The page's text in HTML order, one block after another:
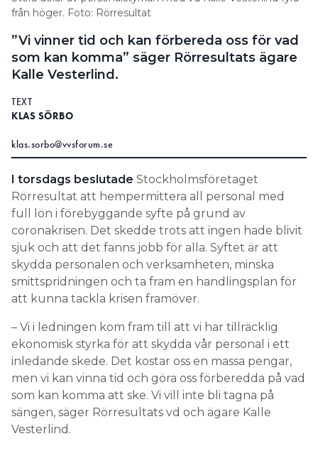
Information om GDPR
Search for:
från höger. Foto: Rörresultat
”Vi vinner tid och kan förbereda oss för vad
som kan komma” säger Rörresultats ägare
Kalle Vesterlind.
TEXT
KLAS SÖRBO
klas.sorbo@vvsforum.se
I torsdags beslutade Stockholmsföretaget
Rörresultat att hempermittera all personal med
full lön i förebyggande syfte på grund av
coronakrisen. Det skedde trots att ingen hade blivit
sjuk och att det fanns jobb för alla. Syftet är att
skydda personalen och verksamheten, minska
smittspridningen och ta fram en handlingsplan för
att kunna tackla krisen framöver.
– Vi i ledningen kom fram till att vi har tillräcklig
ekonomisk styrka för att skydda vår personal i ett
inledande skede. Det kostar oss en massa pengar,
men vi kan vinna tid och göra oss förberedda på vad
som kan komma att ske. Vi vill inte bli tagna på
sängen, säger Rörresultats vd och ägare Kalle
Vesterlind.